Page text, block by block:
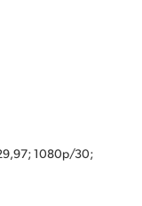
1080p/30;